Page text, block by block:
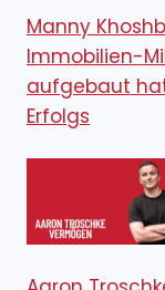
Manny
Immobilien-
aufgebaut
Erfolgs